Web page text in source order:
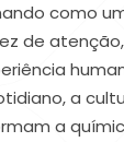
como
de
a
a